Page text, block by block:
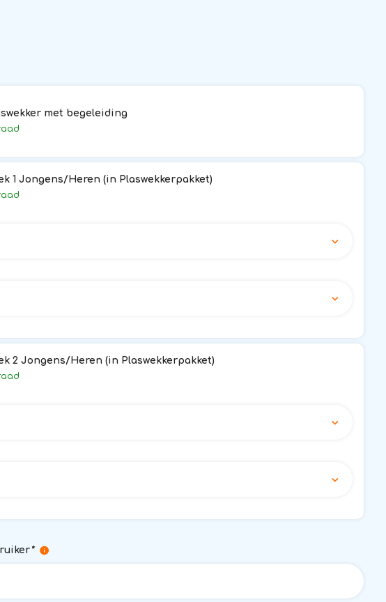
met begeleiding
1 Jongens/Heren (in Plaswekkerpakket)
2 Jongens/Heren (in Plaswekkerpakket)
*